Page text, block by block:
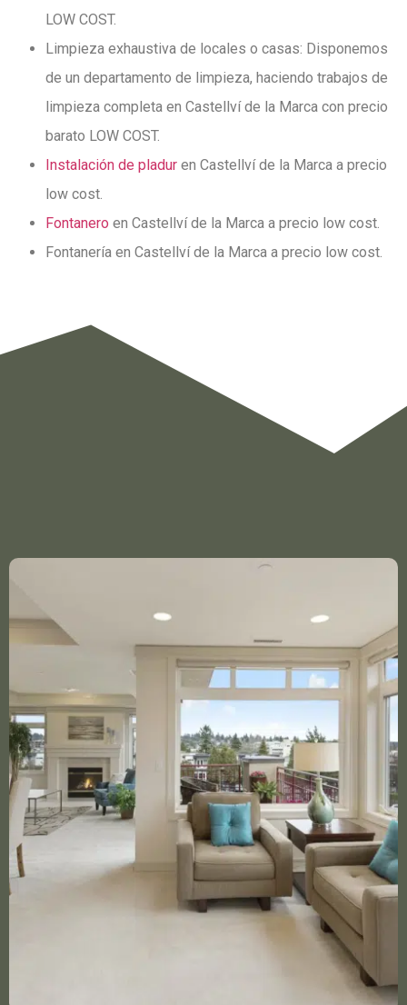
LOW COST.
Limpieza exhaustiva de locales o casas: Disponemos
de un departamento de limpieza, haciendo trabajos de
limpieza completa en Castellví de la Marca con precio
barato LOW COST.
Instalación de pladur en Castellví de la Marca a precio
low cost.
Fontanero en Castellví de la Marca a precio low cost.
Fontanería en Castellví de la Marca a precio low cost.